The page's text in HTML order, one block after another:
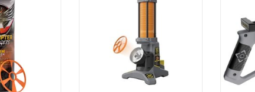
CARRELLO
AGGIUNGI AL CARRELLO